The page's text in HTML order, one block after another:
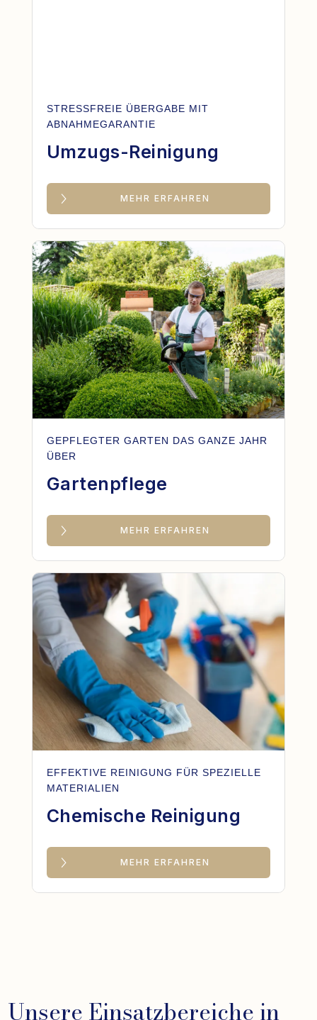
STRESSFREIE ÜBERGABE MIT
ABNAHMEGARANTIE
Umzugs-Reinigung
MEHR ERFAHREN
GEPFLEGTER GARTEN DAS GANZE JAHR
ÜBER
Gartenpflege
MEHR ERFAHREN
EFFEKTIVE REINIGUNG FÜR SPEZIELLE
MATERIALIEN
Chemische Reinigung
MEHR ERFAHREN
Unsere Einsatzbereiche in